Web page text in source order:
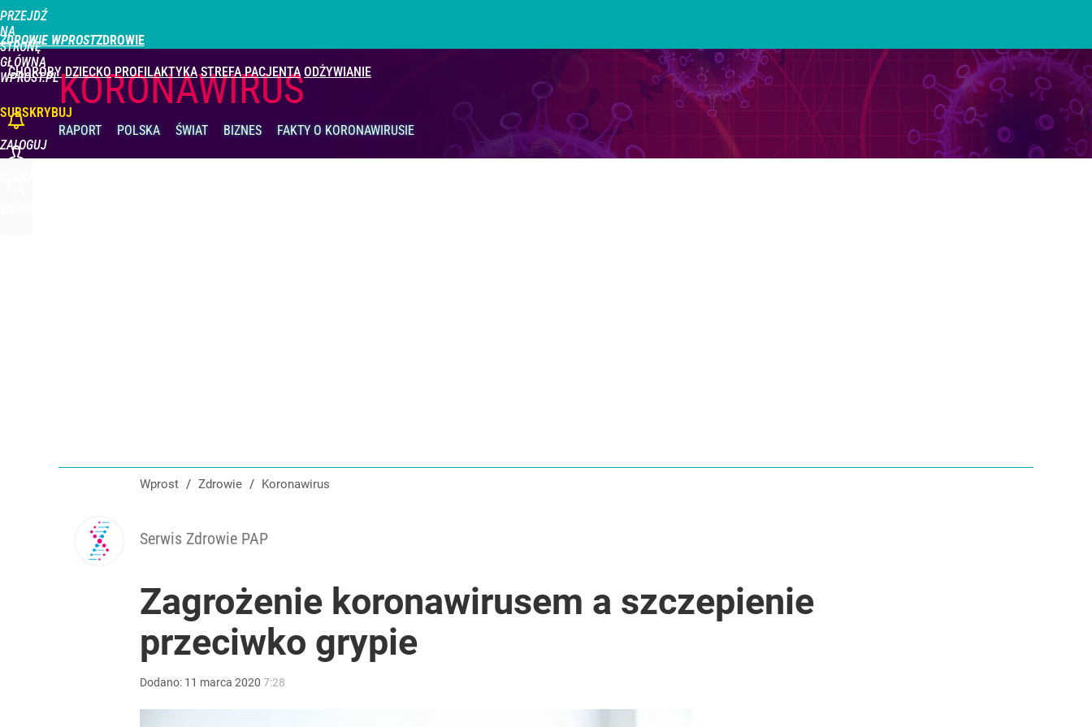
PRZEJDŹ
NA
STRONĘ
GŁÓWNĄ
WPROST.PL
ZDROWIE WPROST
CHOROBY DZIECKO PROFILAKTYKA STREFA PACJENTA ODŻYWIANIE
SUBSKRYBUJ
ZALOGUJ
KORONAWIRUS
RAPORT POLSKA ŚWIAT BIZNES FAKTY O KORONAWIRUSIE
Wprost / Zdrowie / Koronawirus
Serwis Zdrowie PAP
Zagrożenie koronawirusem a szczepienie
przeciwko grypie
Dodano: 11 marca 2020 7:28